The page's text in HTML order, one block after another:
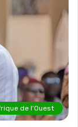
de l'Ouest